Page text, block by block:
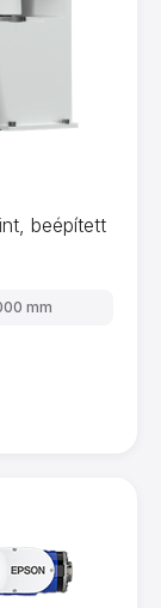
beépített
mm